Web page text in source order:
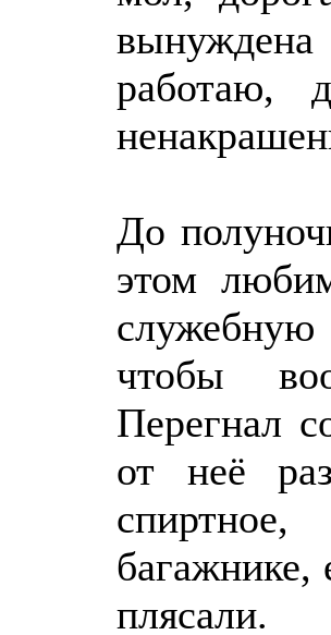
вынуждена
работаю,
До
этом
чтобы
Перегнал
от неё
плясали.